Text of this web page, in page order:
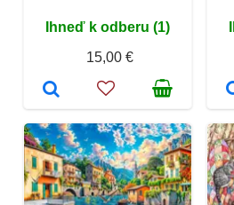
Ihneď k odberu (1)
15,00 €